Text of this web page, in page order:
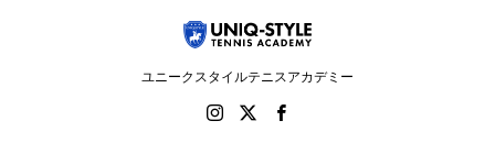
ユニークスタイルテニスアカデミー